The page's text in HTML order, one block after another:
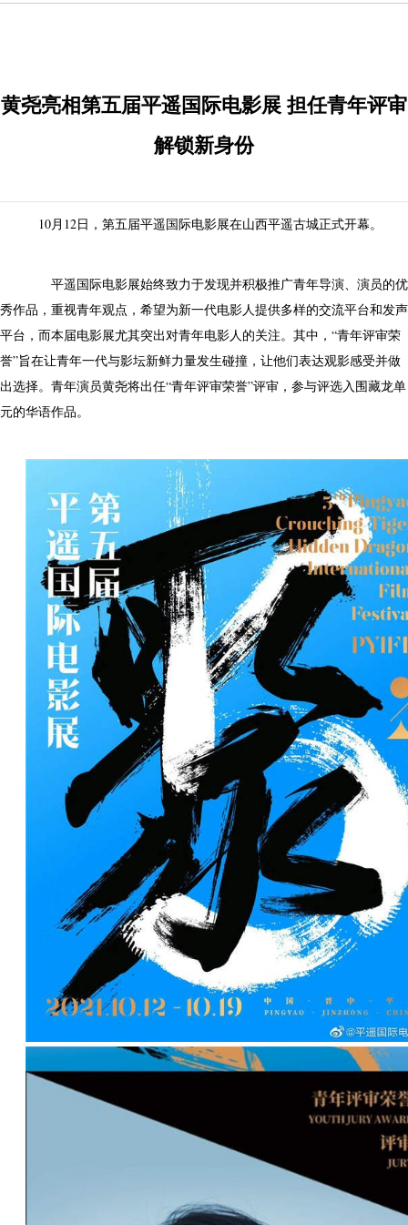
黄尧亮相第五届平遥国际电影展 担任青年评审
解锁新身份
10月12日，第五届平遥国际电影展在山西平遥古城正式开幕。
平遥国际电影展始终致力于发现并积极推广青年导演、演员的优
秀作品，重视青年观点，希望为新一代电影人提供多样的交流平台和发声
平台，而本届电影展尤其突出对青年电影人的关注。其中，“青年评审荣
誉”旨在让青年一代与影坛新鲜力量发生碰撞，让他们表达观影感受并做
出选择。青年演员黄尧将出任“青年评审荣誉”评审，参与评选入围藏龙单
元的华语作品。